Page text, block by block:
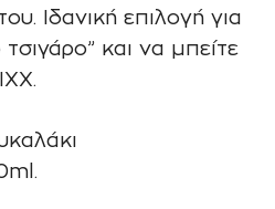
Ιδανική επιλογή για
και να μπείτε